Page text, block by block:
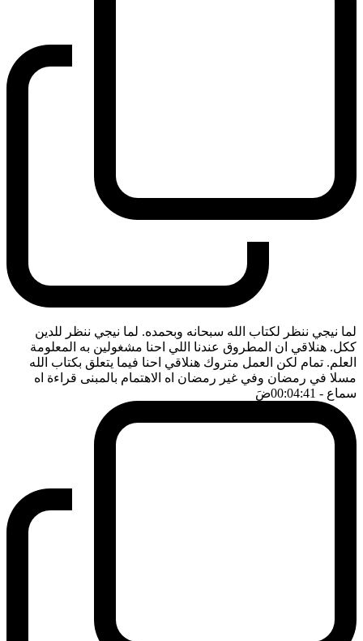
لما نيجي ننظر لكتاب الله سبحانه وبحمده. لما نيجي ننظر للدين
ككل. هنلاقي ان المطروق عندنا اللي احنا مشغولين به المعلومة
العلم. تمام لكن العمل متروك هنلاقي احنا فيما يتعلق بكتاب الله
مسلا في رمضان وفي غير رمضان اه الاهتمام بالمبنى قراءة اه
سماع - 00:04:41 ضَ